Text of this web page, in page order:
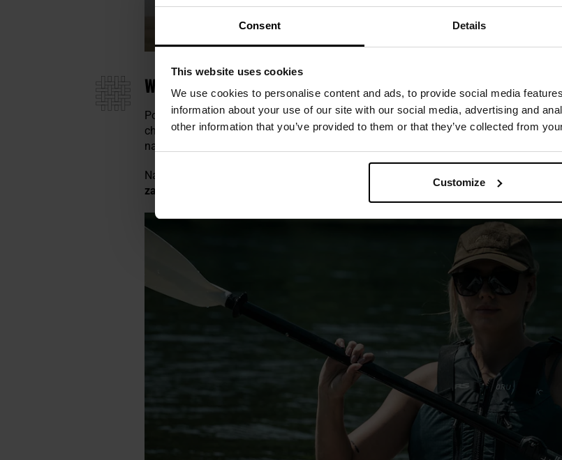
Consent Details
This website uses cookies
We use cookies to personalise content and ads, to provide social media
information about your use of our site with our social media, advertising and
other information that you’ve provided to them or that they’ve collected from
Customize
WYTRZYMAŁY NYLON 400D RIP-STOP, TAŚMY REGULACYJNE
Poszycie kamizelki wykonano z lekkiego i wytrzymałego nylonu 400D dodatkowo
charakteryzuje się dużą odpornością na rozdarcia. Zapinana jest za pomocązamka
na wysokości pasa. Dopasowanie do sylwetki użytkownika umożliwiają dwa
Na przednich panelach umieszczono dwie płaskie kieszenie na podręczne
zamek